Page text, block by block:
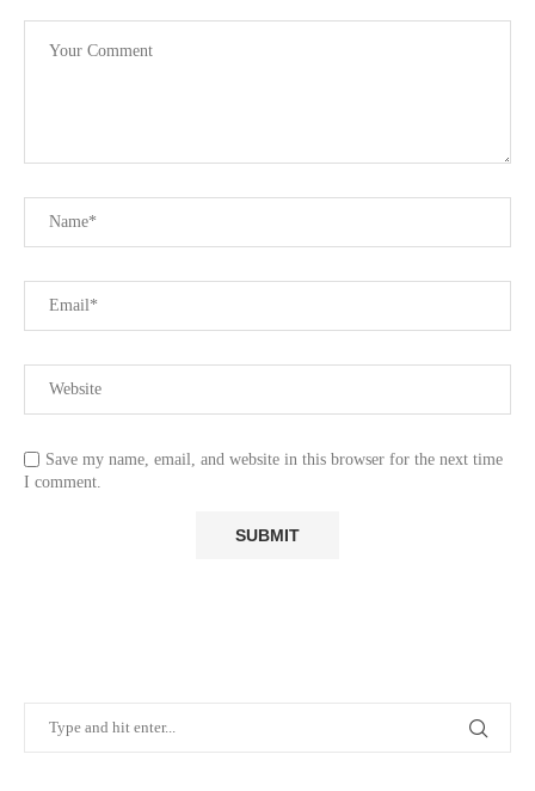
Save my name, email, and website in this browser for the next time
I comment.